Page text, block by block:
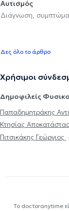
Αυτισμός
Διάγνωση,
Δες όλο το άρθρο
Χρήσιμοι
Δημοφιλείς
Παπαδημητράκης
Κτησίας
Πιτσικάκης Γεώργιος
Το doctoranytime